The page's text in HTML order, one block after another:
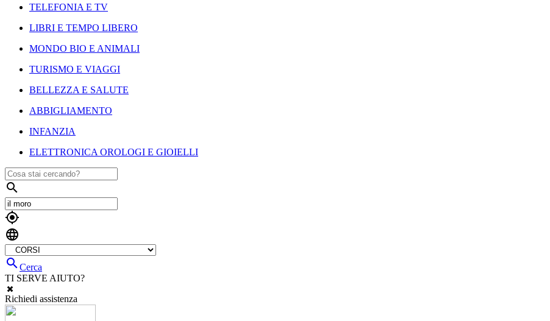
TELEFONIA E TV
LIBRI E TEMPO LIBERO
MONDO BIO E ANIMALI
TURISMO E VIAGGI
BELLEZZA E SALUTE
ABBIGLIAMENTO
INFANZIA
ELETTRONICA OROLOGI E GIOIELLI



Cerca
TI SERVE AIUTO?
Richiedi assistenza